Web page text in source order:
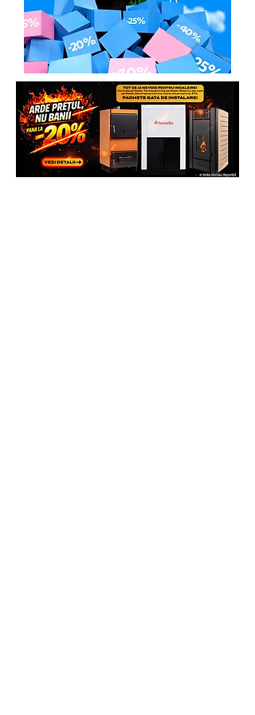
Whatsapp sau vezi si comanda direct pe
site pentru mai multe beneficii.
Multumim.
Echipa Generatoare.eu Marketplace